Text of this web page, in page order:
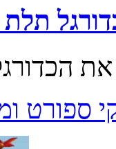
תלת
ספורט